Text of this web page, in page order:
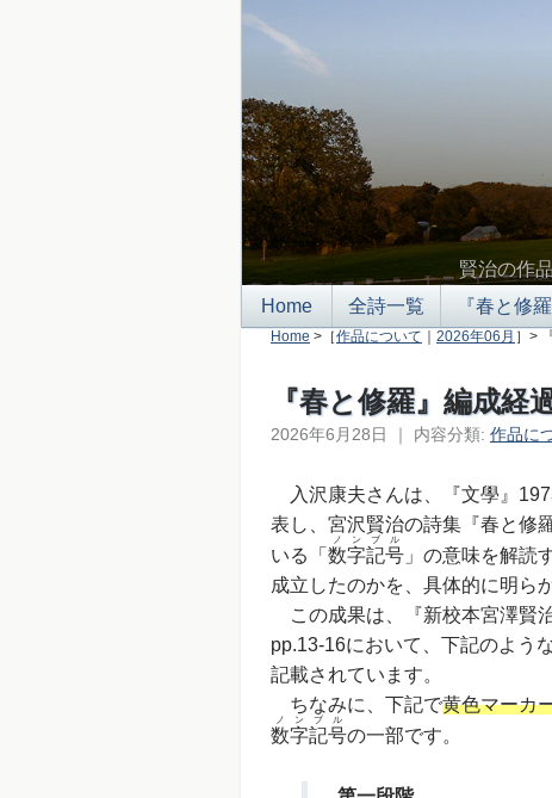
賢治の作
Home
全詩一覧 『春と修
Home >［作品について ｜ 2026年06月 ］>
『春と修羅』編成経
2026年6月28日 ｜ 内容分類: 作品に
入沢康夫さんは、『文學』
表し、宮沢賢治の詩集『春と修
いる「 数字記号
ノンブル
」の意味を解読
成立したのかを、具体的に明ら
この成果は、『新校本宮澤賢
pp.13-16において、下記のよう
記載されています。
ちなみに、下記で黄色マーカ
数字記号
ノンブル
の一部です。